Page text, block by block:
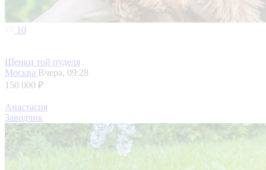
10
Щенки той пуделя
Москва Вчера, 09:28
150 000 ₽
Анастасия
Заводчик